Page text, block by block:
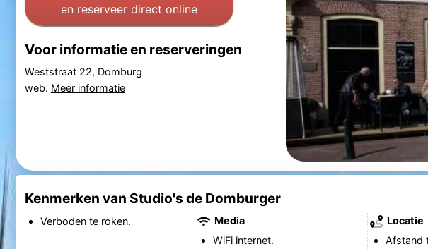
en reserveer direct online
Voor informatie en reserveringen
Weststraat 22, Domburg
web. Meer informatie
Kenmerken van Studio's de Domburger
Verboden te roken.
Media
WiFi internet.
Locatie
Afstand